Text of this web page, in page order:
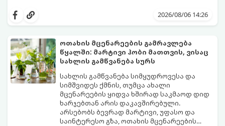
გაჭიმულ და ნერვებისმომშლელ პროცესად
სიამოვნება მოგიტანოთ, გთავაზობთ
2026/08/06 14:26
ოთახის მცენარეების გამრავლება
წყალში: მარტივი ჰობი მათთვის, ვისაც
სახლის გამწვანება სურს
სახლის გამწვანება სიმყუდროვესა და
სიმშვიდეს ქმნის, თუმცა ახალი
მცენარეების ყიდვა ხშირად საკმაოდ დიდ
ხარჯებთან არის დაკავშირებული.
არსებობს ბევრად მარტივი, უფასო და
საინტერესო გზა, ოთახის მცენარეების